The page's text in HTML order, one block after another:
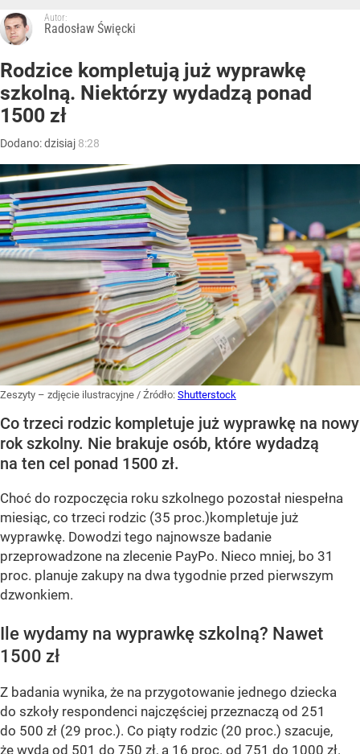
Autor:
Radosław Święcki
Rodzice kompletują już wyprawkę
szkolną. Niektórzy wydadzą ponad
1500 zł
Dodano:dzisiaj 8:28
Zeszyty – zdjęcie ilustracyjne / Źródło: Shutterstock
Co trzeci rodzic kompletuje już wyprawkę na nowy
rok szkolny. Nie brakuje osób, które wydadzą
na ten cel ponad 1500 zł.
Choć do rozpoczęcia roku szkolnego pozostał niespełna
miesiąc, co trzeci rodzic (35 proc.)kompletuje już
wyprawkę. Dowodzi tego najnowsze badanie
przeprowadzone na zlecenie PayPo. Nieco mniej, bo 31
proc. planuje zakupy na dwa tygodnie przed pierwszym
dzwonkiem.
Ile wydamy na wyprawkę szkolną? Nawet
1500 zł
Z badania wynika, że na przygotowanie jednego dziecka
do szkoły respondenci najczęściej przeznaczą od 251
do 500 zł (29 proc.). Co piąty rodzic (20 proc.) szacuje,
że wyda od 501 do 750 zł, a 16 proc. od 751 do 1000 zł.